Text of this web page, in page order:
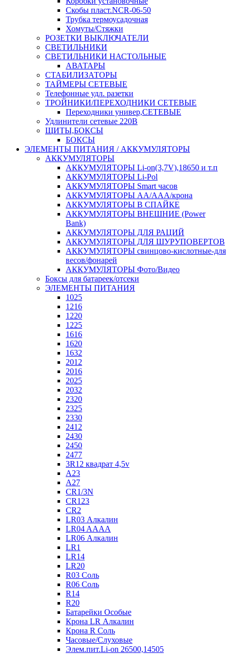
Скобы пласт.NCR-06-50
Трубка термоусадочная
Хомуты/Стяжки
РОЗЕТКИ ВЫКЛЮЧАТЕЛИ
СВЕТИЛЬНИКИ
СВЕТИЛЬНИКИ НАСТОЛЬНЫЕ
АВАТАРЫ
СТАБИЛИЗАТОРЫ
ТАЙМЕРЫ СЕТЕВЫЕ
Телефонные удл. разетки
ТРОЙНИКИ/ПЕРЕХОДНИКИ СЕТЕВЫЕ
Переходники универ,СЕТЕВЫЕ
Удлинители сетевые 220В
ЩИТЫ,БОКСЫ
БОКСЫ
ЭЛЕМЕНТЫ ПИТАНИЯ / АККУМУЛЯТОРЫ
АККУМУЛЯТОРЫ
АККУМУЛЯТОРЫ Li-on(3,7V),18650 и т.п
АККУМУЛЯТОРЫ Li-Pol
АККУМУЛЯТОРЫ Smart часов
АККУМУЛЯТОРЫ АА/ААА/крона
АККУМУЛЯТОРЫ В СПАЙКЕ
АККУМУЛЯТОРЫ ВНЕШНИЕ (Power
Bank)
АККУМУЛЯТОРЫ ДЛЯ РАЦИЙ
АККУМУЛЯТОРЫ ДЛЯ ШУРУПОВЕРТОВ
АККУМУЛЯТОРЫ свинцово-кислотные-для
весов/фонарей
АККУМУЛЯТОРЫ Фото/Видео
Боксы для батареек/отсеки
ЭЛЕМЕНТЫ ПИТАНИЯ
1025
1216
1220
1225
1616
1620
1632
2012
2016
2025
2032
2320
2325
2330
2412
2430
2450
2477
3R12 квадрат 4,5v
A23
A27
CR1/3N
CR123
CR2
LR03 Алкалин
LR04 AAAA
LR06 Алкалин
LR1
LR14
LR20
R03 Соль
R06 Соль
R14
R20
Батарейки Особые
Крона LR Алкалин
Крона R Соль
Часовые/Слуховые
Элем.пит.Li-on 26500,14505